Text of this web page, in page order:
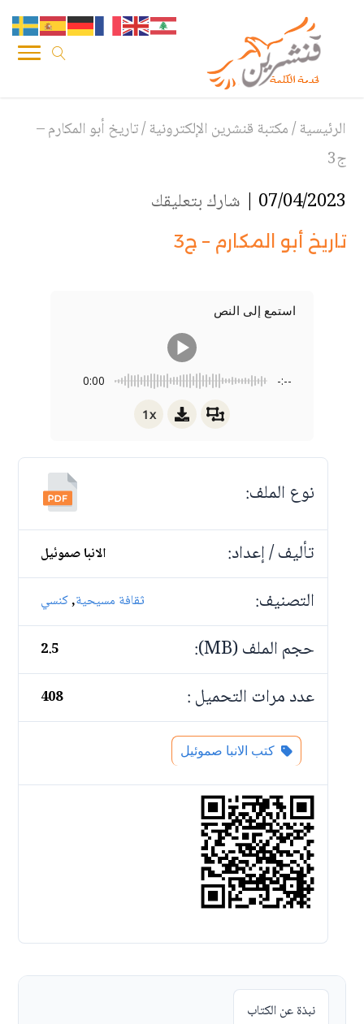
الرئيسية/مكتبة قنشرين الإلكترونية/تاريخ أبو المكارم –
ج3
07/04/2023 | شارك بتعليقك
تاريخ أبو المكارم – ج3
استمع إلى النص
0:00 -:--
1x
نوع الملف:
تأليف / إعداد:
الانبا صموئيل
التصنيف: ثقافة مسيحية,كنسي
حجم الملف (MB): 2.5
عدد مرات التحميل : 408
كتب الانبا صموئيل
نبذة عن الكتاب